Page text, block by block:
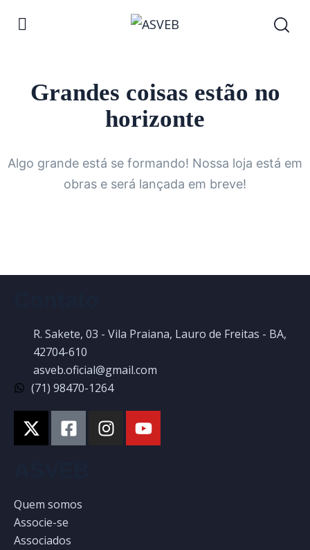
Grandes coisas estão no
horizonte
Algo grande está se formando! Nossa loja está em
obras e será lançada em breve!
R. Sakete, 03 - Vila Praiana, Lauro de Freitas - BA,
42704-610
asveb.oficial@gmail.com
(71) 98470-1264
Quem somos
Associe-se
Associados